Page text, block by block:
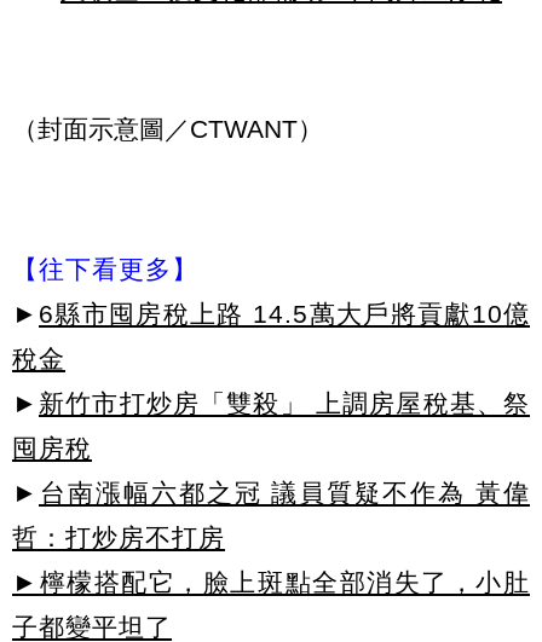
（封面示意圖／CTWANT）
【往下看更多】
► 6縣市囤房稅上路 14.5萬大戶將貢獻10億
稅金
► 新竹市打炒房「雙殺」 上調房屋稅基、祭
囤房稅
► 台南漲幅六都之冠 議員質疑不作為 黃偉
哲：打炒房不打房
►檸檬搭配它，臉上斑點全部消失了，小肚
子都變平坦了